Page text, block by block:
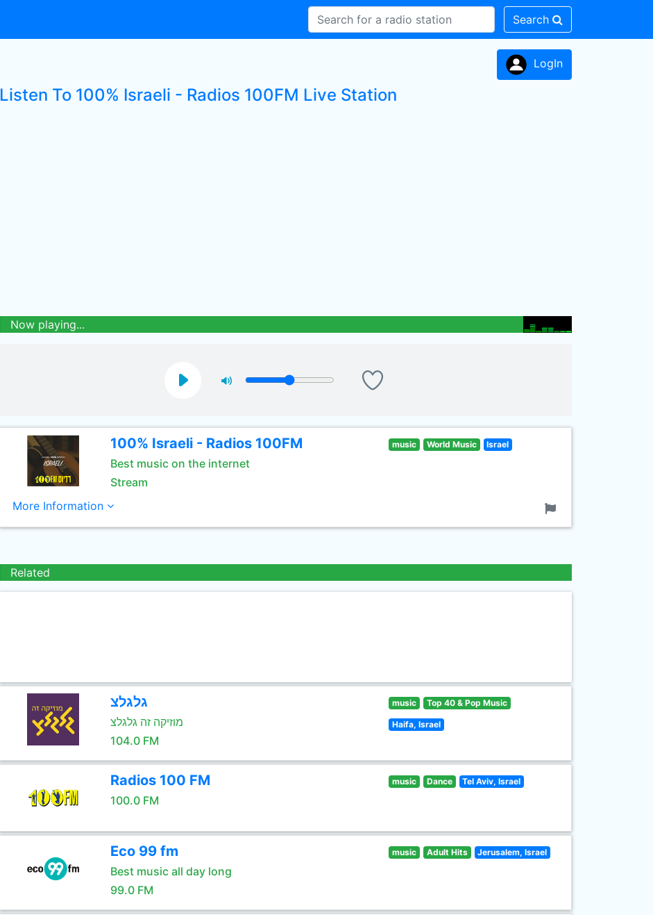
Search
LogIn
Listen To 100% Israeli - Radios 100FM Live Station
Now playing...
100% Israeli - Radios 100FM
Best music on the internet
Stream
music World Music Israel
More Information
Related
גלגלצ
מוזיקה זה גלגלצ
104.0 FM
music Top 40 & Pop Music
Haifa, Israel
Radios 100 FM
100.0 FM
music Dance Tel Aviv, Israel
Eco 99 fm
Best music all day long
99.0 FM
music Adult Hits Jerusalem, Israel